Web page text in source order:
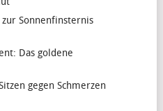
Sonnenfinsternis
Das goldene
gegen Schmerzen